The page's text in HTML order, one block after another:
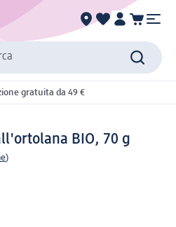
gratuita da 49 €
BIO, 70 g
)